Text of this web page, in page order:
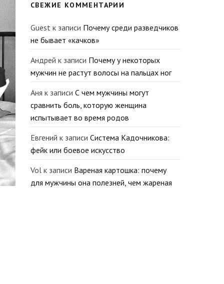
СВЕЖИЕ КОММЕНТАРИИ
Guest к записи Почему среди разведчиков
не бывает «качков»
Андрей к записи Почему у некоторых
мужчин не растут волосы на пальцах ног
Аня к записи С чем мужчины могут
сравнить боль, которую женщина
испытывает во время родов
Евгений к записи Система Кадочникова:
фейк или боевое искусство
Vol к записи Вареная картошка: почему
для мужчины она полезней, чем жареная